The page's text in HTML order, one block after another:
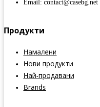
Email: contact@casebg.net
Продукти
Намалени
Нови продукти
Най-продавани
Brands